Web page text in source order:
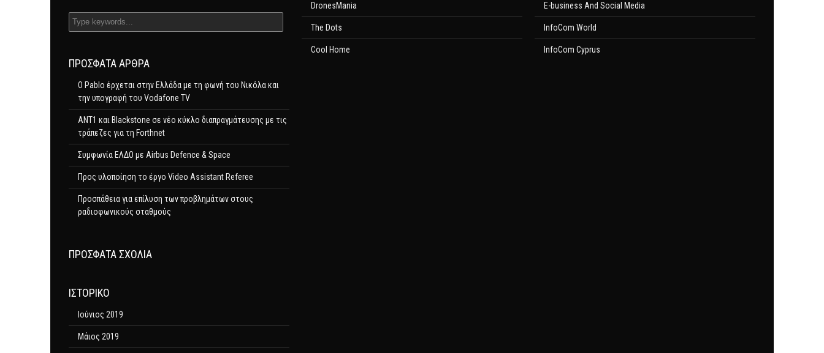
ΠΡΌΣΦΑΤΑ ΆΡΘΡΑ
Ο Pablo έρχεται στην Ελλάδα με τη φωνή του Νικόλα και
την υπογραφή του Vodafone TV
ΑΝΤ1 και Blackstone σε νέο κύκλο διαπραγμάτευσης με τις
τράπεζες για τη Forthnet
Συμφωνία ΕΛΔΟ με Airbus Defence & Space
Προς υλοποίηση το έργο Video Assistant Referee
Προσπάθεια για επίλυση των προβλημάτων στους
ραδιοφωνικούς σταθμούς
ΠΡΌΣΦΑΤΑ ΣΧΌΛΙΑ
ΙΣΤΟΡΙΚΌ
Ιούνιος 2019
Μάιος 2019
DronesMania
The Dots
Cool Home
E-business And Social Media
InfoCom World
InfoCom Cyprus